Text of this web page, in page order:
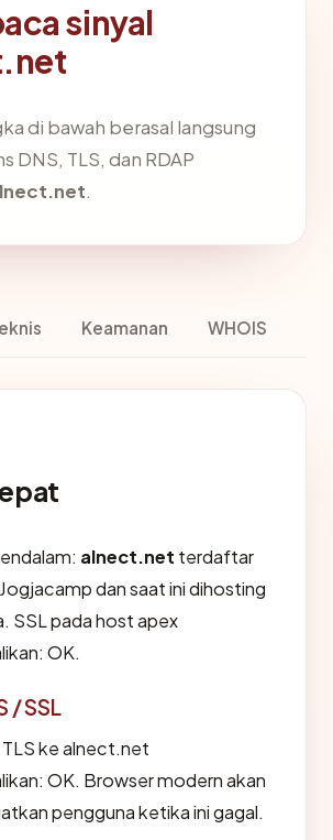
sinyal
di bawah berasal langsung
DNS, TLS, dan RDAP
.
Keamanan WHOIS
alnect.net terdaftar
dan saat ini dihosting
SSL pada host apex
OK.
/ SSL
ke alnect.net
OK. Browser modern akan
pengguna ketika ini gagal.